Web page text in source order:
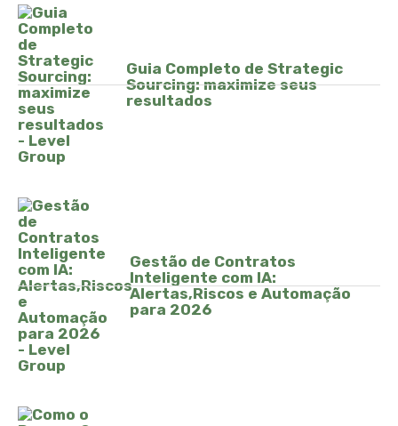
Guia Completo de Strategic
Sourcing: maximize seus
resultados
Gestão de Contratos
Inteligente com IA:
Alertas,Riscos e Automação
para 2026